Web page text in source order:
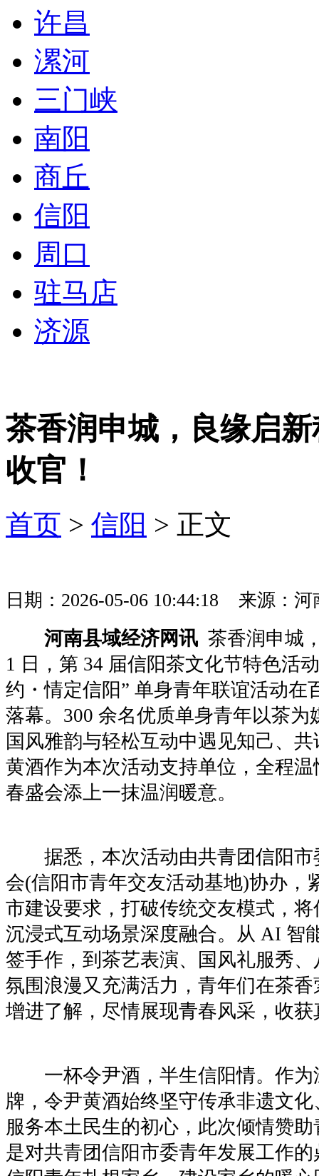
许昌
漯河
三门峡
南阳
商丘
信阳
周口
驻马店
济源
茶香润申城，良缘启
收官！
首页 > 信阳 > 正文
日期：2026-05-06 10:44:18 来源：
河南县域经济网讯 茶香润申城
1 日，第 34 届信阳茶文化节特色活
约・情定信阳” 单身青年联谊活动在
落幕。300 余名优质单身青年以茶为
国风雅韵与轻松互动中遇见知己、
黄酒作为本次活动支持单位，全程
春盛会添上一抹温润暖意。
据悉，本次活动由共青团信阳市
会(信阳市青年交友活动基地)协办，
市建设要求，打破传统交友模式，
沉浸式互动场景深度融合。从 AI 智
签手作，到茶艺表演、国风礼服秀
氛围浪漫又充满活力，青年们在茶
增进了解，尽情展现青春风采，收
一杯令尹酒，半生信阳情。作为
牌，令尹黄酒始终坚守传承非遗文
服务本土民生的初心，此次倾情赞
是对共青团信阳市委青年发展工作